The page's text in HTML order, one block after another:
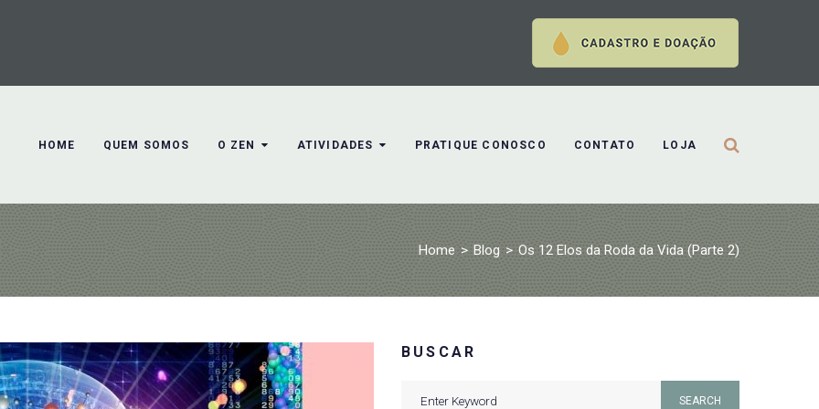
HOME QUEM SOMOS O ZEN ATIVIDADES PRATIQUE CONOSCO CONTATO LOJA
Home > Blog > Os 12 Elos da Roda da Vida (Parte 2)
BUSCAR
SEARCH